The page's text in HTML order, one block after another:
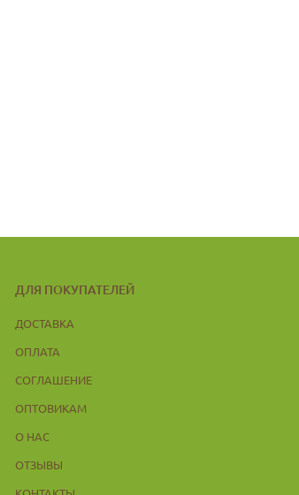
ДЛЯ ПОКУПАТЕЛЕЙ
ДОСТАВКА
ОПЛАТА
СОГЛАШЕНИЕ
ОПТОВИКАМ
О НАС
ОТЗЫВЫ